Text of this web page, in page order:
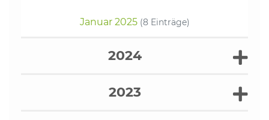
Januar 2025 (8 Einträge)
2024
2023